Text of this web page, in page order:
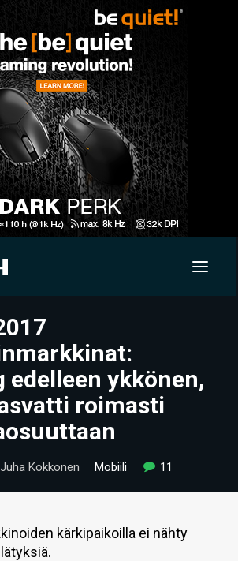
edelleen ykkönen,
roimasti
Juha Kokkonen Mobiili 11
kärkipaikoilla ei nähty